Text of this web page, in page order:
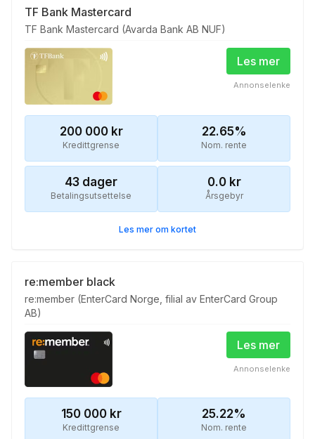
TF Bank Mastercard
TF Bank Mastercard (Avarda Bank AB NUF)
Les mer
Annonselenke
200 000kr
Kredittgrense
22.65%
Nom. rente
43 dager
Betalingsutsettelse
0.0kr
Årsgebyr
Les mer om kortet
re:member black
re:member (EnterCard Norge, filial av EnterCard Group
AB)
Les mer
Annonselenke
150 000kr
Kredittgrense
25.22%
Nom. rente